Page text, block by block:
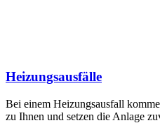
Heizungsausfälle
Bei einem Heizungsausfall
zu Ihnen und setzen die Anlage